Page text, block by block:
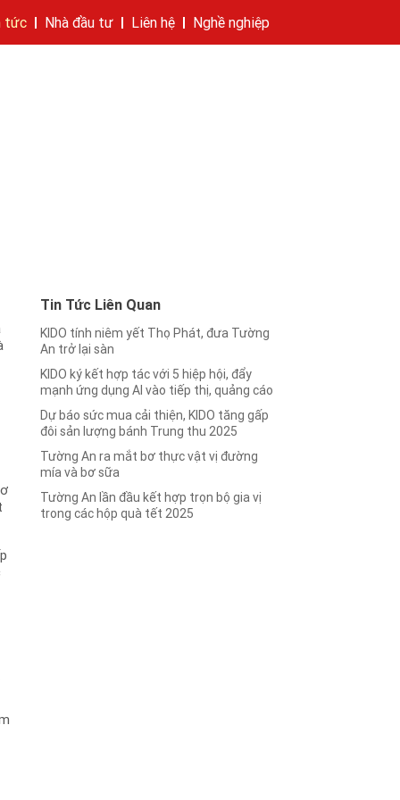
tức Nhà đầu tư Liên hệ Nghề nghiệp
Tin Tức Liên Quan
KIDO tính niêm yết Thọ Phát, đưa Tường
An trở lại sàn
KIDO ký kết hợp tác với 5 hiệp hội, đẩy
mạnh ứng dụng AI vào tiếp thị, quảng cáo
Dự báo sức mua cải thiện, KIDO tăng gấp
đôi sản lượng bánh Trung thu 2025
Tường An ra mắt bơ thực vật vị đường
mía và bơ sữa
Tường An lần đầu kết hợp trọn bộ gia vị
trong các hộp quà tết 2025